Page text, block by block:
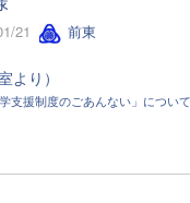
21 前東
より）
支援制度のごあんない」について